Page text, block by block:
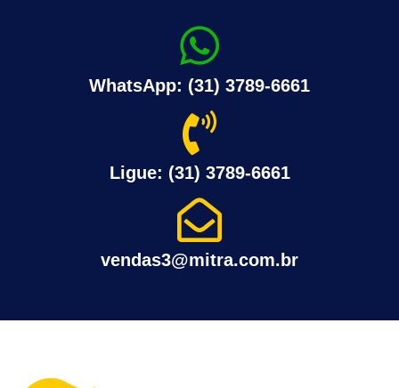
WhatsApp: (31) 3789-6661
Ligue: (31) 3789-6661
vendas3@mitra.com.br